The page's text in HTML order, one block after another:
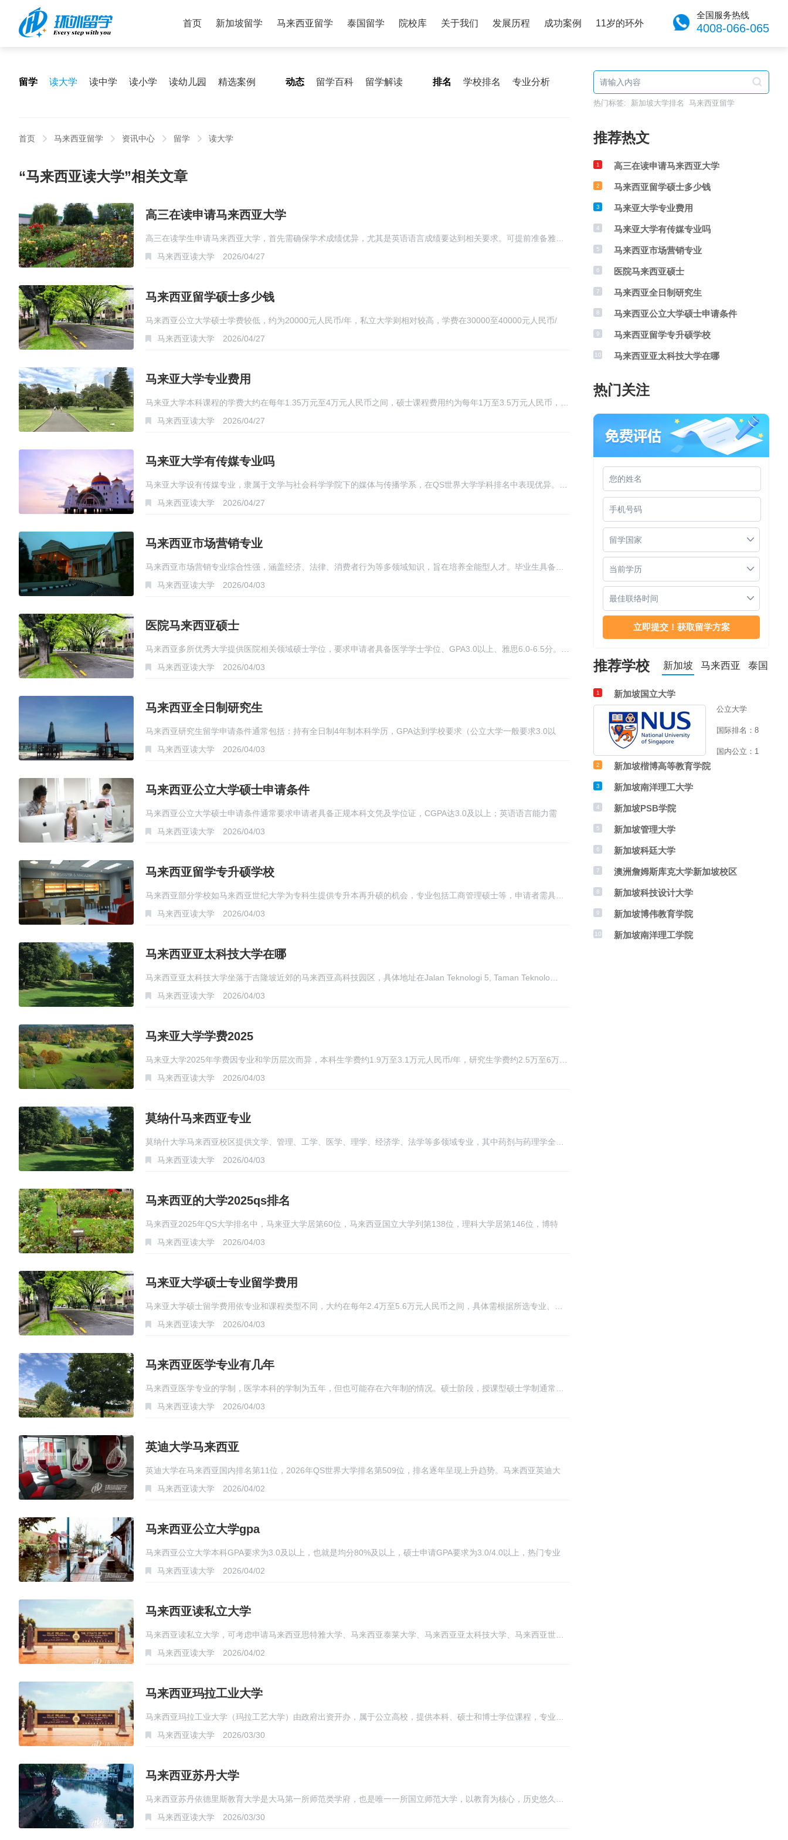
首页 新加坡留学 马来西亚留学 泰国留学 院校库 关于我们 发展历程 成功案例 11岁的环外
全国服务热线
4008-066-065
留学 读大学 读中学 读小学 读幼儿园 精选案例 动态 留学百科 留学解读 排名 学校排名 专业分析
首页 马来西亚留学 资讯中心 留学 读大学
“马来西亚读大学”相关文章
高三在读申请马来西亚大学
高三在读学生申请马来西亚大学，首先需确保学术成绩优异，尤其是英语语言成绩要达到相关要求。可提前准备雅…
马来西亚读大学
2026/04/27
马来西亚留学硕士多少钱
马来西亚公立大学硕士学费较低，约为20000元人民币/年，私立大学则相对较高，学费在30000至40000元人民币/
年…
马来西亚读大学 2026/04/27
马来亚大学专业费用
马来亚大学本科课程的学费大约在每年1.35万元至4万元人民币之间，硕士课程费用约为每年1万至3.5万元人民币，…
马来西亚读大学
2026/04/27
马来亚大学有传媒专业吗
马来亚大学设有传媒专业，隶属于文学与社会科学学院下的媒体与传播学系，在QS世界大学学科排名中表现优异。…
马来西亚读大学
2026/04/27
马来西亚市场营销专业
马来西亚市场营销专业综合性强，涵盖经济、法律、消费者行为等多领域知识，旨在培养全能型人才。毕业生具备…
马来西亚读大学
2026/04/03
医院马来西亚硕士
马来西亚多所优秀大学提供医院相关领域硕士学位，要求申请者具备医学学士学位、GPA3.0以上、雅思6.0-6.5分。…
马来西亚读大学
2026/04/03
马来西亚全日制研究生
马来西亚研究生留学申请条件通常包括：持有全日制4年制本科学历，GPA达到学校要求（公立大学一般要求3.0以
上…
马来西亚读大学 2026/04/03
马来西亚公立大学硕士申请条件
马来西亚公立大学硕士申请条件通常要求申请者具备正规本科文凭及学位证，CGPA达3.0及以上；英语语言能力需
达…
马来西亚读大学 2026/04/03
马来西亚留学专升硕学校
马来西亚部分学校如马来西亚世纪大学为专科生提供专升本再升硕的机会，专业包括工商管理硕士等，申请者需具…
马来西亚读大学
2026/04/03
马来西亚亚太科技大学在哪
马来西亚亚太科技大学坐落于吉隆坡近郊的马来西亚高科技园区，具体地址在Jalan Teknologi 5, Taman Teknolo…
马来西亚读大学
2026/04/03
马来亚大学学费2025
马来亚大学2025年学费因专业和学历层次而异，本科生学费约1.9万至3.1万元人民币/年，研究生学费约2.5万至6万…
马来西亚读大学
2026/04/03
莫纳什马来西亚专业
莫纳什大学马来西亚校区提供文学、管理、工学、医学、理学、经济学、法学等多领域专业，其中药剂与药理学全…
马来西亚读大学
2026/04/03
马来西亚的大学2025qs排名
马来西亚2025年QS大学排名中，马来亚大学居第60位，马来西亚国立大学列第138位，理科大学居第146位，博特
拉…
马来西亚读大学 2026/04/03
马来亚大学硕士专业留学费用
马来亚大学硕士留学费用依专业和课程类型不同，大约在每年2.4万至5.6万元人民币之间，具体需根据所选专业、…
马来西亚读大学
2026/04/03
马来西亚医学专业有几年
马来西亚医学专业的学制，医学本科的学制为五年，但也可能存在六年制的情况。硕士阶段，授课型硕士学制通常…
马来西亚读大学
2026/04/03
英迪大学马来西亚
英迪大学在马来西亚国内排名第11位，2026年QS世界大学排名第509位，排名逐年呈现上升趋势。马来西亚英迪大
学…
马来西亚读大学 2026/04/02
马来西亚公立大学gpa
马来西亚公立大学本科GPA要求为3.0及以上，也就是均分80%及以上，硕士申请GPA要求为3.0/4.0以上，热门专业
或…
马来西亚读大学 2026/04/02
马来西亚读私立大学
马来西亚读私立大学，可考虑申请马来西亚思特雅大学、马来西亚泰莱大学、马来西亚亚太科技大学、马来西亚世…
马来西亚读大学
2026/04/02
马来西亚玛拉工业大学
马来西亚玛拉工业大学（玛拉工艺大学）由政府出资开办，属于公立高校，提供本科、硕士和博士学位课程，专业…
马来西亚读大学
2026/03/30
马来西亚苏丹大学
马来西亚苏丹依德里斯教育大学是大马第一所师范类学府，也是唯一一所国立师范大学，以教育为核心，历史悠久…
马来西亚读大学
2026/03/30
热门标签: 新加坡大学排名 马来西亚留学
推荐热文
1 高三在读申请马来西亚大学
2 马来西亚留学硕士多少钱
3 马来亚大学专业费用
4 马来亚大学有传媒专业吗
5 马来西亚市场营销专业
6 医院马来西亚硕士
7 马来西亚全日制研究生
8 马来西亚公立大学硕士申请条件
9 马来西亚留学专升硕学校
10 马来西亚亚太科技大学在哪
热门关注
留学国家
当前学历
最佳联络时间
推荐学校 新加坡 马来西亚 泰国
1 新加坡国立大学
公立大学
国际排名：8
国内公立：1
2 新加坡楷博高等教育学院
3 新加坡南洋理工大学
4 新加坡PSB学院
5 新加坡管理大学
6 新加坡科廷大学
7 澳洲詹姆斯库克大学新加坡校区
8 新加坡科技设计大学
9 新加坡博伟教育学院
10 新加坡南洋理工学院